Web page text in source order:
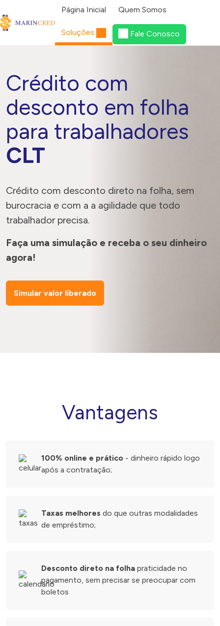
Pular para o conteúdo
Menu de Navegação
Página Inicial Quem Somos
Soluções Fale Conosco
Crédito com
desconto em folha
para trabalhadores
CLT
Crédito com desconto direto na folha, sem
burocracia e com a a agilidade que todo
trabalhador precisa.
Faça uma simulação e receba o seu dinheiro
agora!
Simular valor liberado
Vantagens
100% online e prático - dinheiro rápido logo
após a contratação;
Taxas melhores do que outras modalidades
de empréstimo;
Desconto direto na folha praticidade no
pagamento, sem precisar se preocupar com
boletos